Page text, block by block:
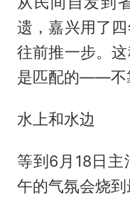
遗，嘉兴用了
往前推一步。
是匹配的——不
水上和水边
等到6月18日主
午的气氛会烧到